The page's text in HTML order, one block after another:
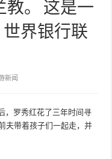
教。 这是一
界银行联
新闻
罗秀红花了三年时间寻
夫带着孩子们一起走，并